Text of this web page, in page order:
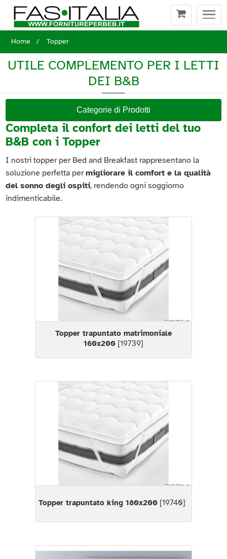
Home
Topper
UTILE COMPLEMENTO PER I LETTI
DEI B&B
Categorie di Prodotti
Completa il confort dei letti del tuo
B&B con i Topper
I nostri topper per Bed and Breakfast rappresentano la
soluzione perfetta permigliorare il comfort e la qualità
del sonno degli ospiti, rendendo ogni soggiorno
indimenticabile.
Topper trapuntato matrimoniale
160x200[19739]
Topper trapuntato king 180x200 [19740]